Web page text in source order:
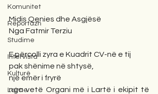
Komunitet
Reportazh
Studime
Intervista
Kulturë
Lajme
Midis Qenies dhe Asgjësë
Nga Fatmir Terziu
E përcolli zyra e Kuadrit CV-në e tij
pak shënime në shtysë,
një emër i fryrë
nga vetë Organi më i Lartë i ekipit të